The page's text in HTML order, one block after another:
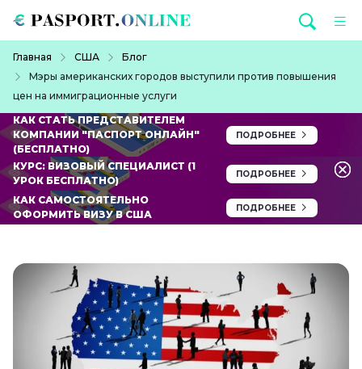
Главная США
Блог
Мэры американских городов выступили против повышения
цен на иммиграционные услуги
КАК СТАТЬ ПРЕДСТАВИТЕЛЕМ
КОМПАНИИ "ПАСПОРТ ОНЛАЙН"
(БЕСПЛАТНО)
ПОДРОБНЕЕ
КУРС: ВИЗОВЫЙ СПЕЦИАЛИСТ (1
УРОК БЕСПЛАТНО)
ПОДРОБНЕЕ
КАК САМОСТОЯТЕЛЬНО
ОФОРМИТЬ ВИЗУ В США
ПОДРОБНЕЕ